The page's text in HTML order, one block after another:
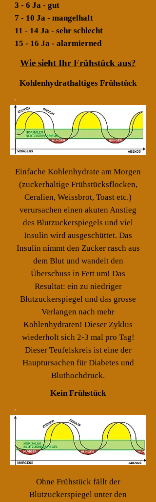
3 - 6 Ja - gut
7 - 10 Ja - mangelhaft
11 - 14 Ja - sehr schlecht
15 - 16 Ja - alarmierned
Wie sieht Ihr Frühstück aus?
Kohlenhydrathaltiges Frühstück
Einfache Kohlenhydrate am Morgen
(zuckerhaltige Frühstücksflocken,
Ceralien, Weissbrot, Toast etc.)
verursachen einen akuten Anstieg
des Blutzuckerspiegels und viel
Insulin wird ausgeschüttet. Das
Insulin nimmt den Zucker rasch aus
dem Blut und wandelt den
Überschuss in Fett um! Das
Resultat: ein zu niedriger
Blutzuckerspiegel und das grosse
Verlangen nach mehr
Kohlenhydraten! Dieser Zyklus
wiederholt sich 2-3 mal pro Tag!
Dieser Teufelskreis ist eine der
Hauptursachen für Diabetes und
Bluthochdruck.
Kein Frühstück
Ohne Frühstück fällt der
Blutzuckerspiegel unter den